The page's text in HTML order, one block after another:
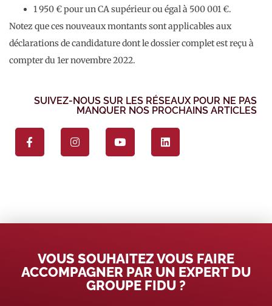
1 950 € pour un CA supérieur ou égal à 500 001 €.
Notez que ces nouveaux montants sont applicables aux
déclarations de candidature dont le dossier complet est reçu à
compter du 1er novembre 2022.
SUIVEZ-NOUS SUR LES RÉSEAUX POUR NE PAS
MANQUER NOS PROCHAINS ARTICLES
VOUS SOUHAITEZ VOUS FAIRE
ACCOMPAGNER PAR UN EXPERT DU
GROUPE FIDU ?